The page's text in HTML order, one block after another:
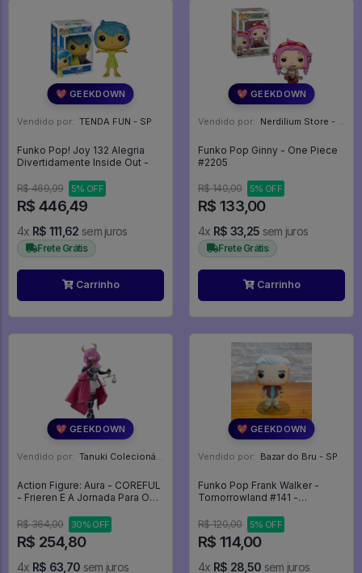
💖 GEEKDOWN
Vendido por: TENDA FUN - SP
Funko Pop! Joy 132 Alegria
Divertidamente Inside Out -
R$ 469,99 5% OFF
R$ 446,49
4x R$ 111,62 sem juros
Frete Grátis
Carrinho
💖 GEEKDOWN
Vendido por: Nerdilium Store - SP
Funko Pop Ginny - One Piece
#2205
R$ 140,00 5% OFF
R$ 133,00
4x R$ 33,25 sem juros
Frete Grátis
Carrinho
💖 GEEKDOWN
Vendido por: Tanuki Colecionáveis - SP
Action Figure: Aura - COREFUL
- Frieren E A Jornada Para O
R$ 364,00
30% OFF
R$ 254,80
4x R$ 63,70 sem juros
💖 GEEKDOWN
Vendido por: Bazar do Bru - SP
Funko Pop Frank Walker -
Tomorrowland #141 -
R$ 120,00
5% OFF
R$ 114,00
4x R$ 28,50 sem juros